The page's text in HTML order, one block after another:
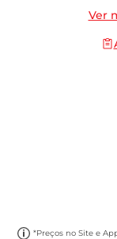
Ver
*Preços no Site e